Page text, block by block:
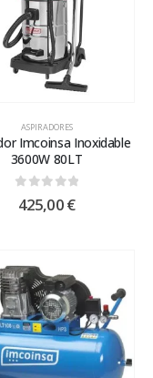
ASPIRADORES
Imcoinsa Inoxidable
3600W 80LT
0out of 5
425,00€